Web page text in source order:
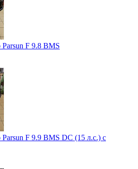
F 9.8 BMS
F 9.9 BMS DC (15 л.с.) с